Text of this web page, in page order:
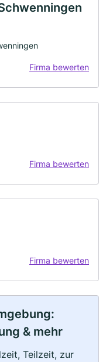
Firma bewerten
Firma bewerten
Firma bewerten
& mehr
Teilzeit, zur